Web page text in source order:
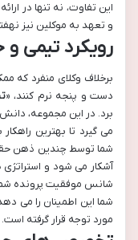
این تفاوت، نه تنها در
و تعهد به موکلین نیز
رویکرد تیمی
برخلاف وکلای منفرد که
دست و پنجه نرم کنند، «
برد. در این مجموعه،
می گیرد تا بهترین
شما توسط چندین ذهن
آشکار می شود و
شانس موفقیت پرونده
شما این اطمینان را می
مورد توجه قرار گرفته است.